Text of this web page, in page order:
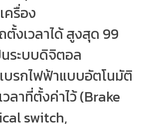
ครื่อง
ตั้งเวลาได้ สูงสุด 99
ระบบดิจิตอล
บรกไฟฟ้าแบบอัตโนมัติ
วลาที่ตั้งค่าไว้ (Brake
switch,